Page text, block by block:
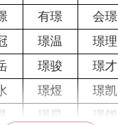
有璟 会璟
璟温 璟理
璟骏 璟才
璟煜 璟凯
璟星 璟阔